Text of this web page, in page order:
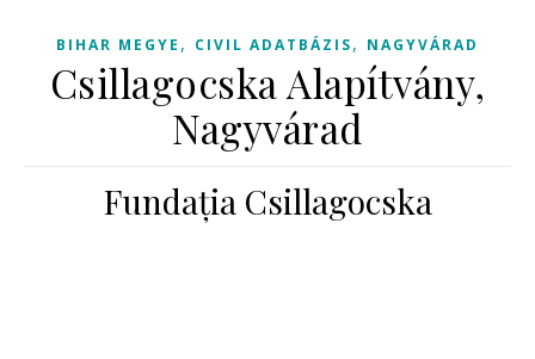
BIHAR MEGYE , CIVIL ADATBÁZIS, NAGYVÁRAD
Csillagocska Alapítvány,
Nagyvárad
Fundația Csillagocska